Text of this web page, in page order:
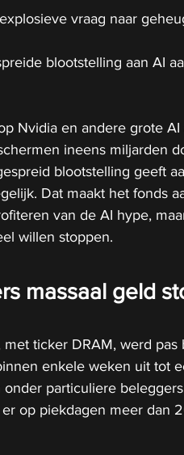
vraag naar
blootstelling aan AI
Nvidia en andere grote
ineens miljarden
blootstelling geeft
Dat maakt het fonds
van de AI hype,
willen stoppen.
massaal geld
ticker DRAM, werd pas
enkele weken uit tot
particuliere
op piekdagen meer dan